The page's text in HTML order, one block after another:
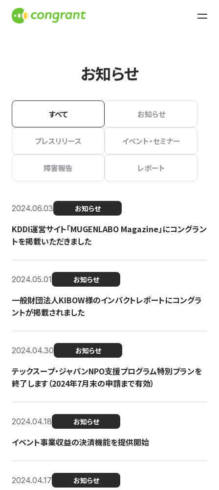
お知らせ
すべて お知らせ
プレスリリース イベント・セミナー
障害報告 レポート
2024.06.03 お知らせ
KDDI運営サイト「MUGENLABO Magazine」にコングラン
トを掲載いただきました
2024.05.01 お知らせ
一般財団法人KIBOW様のインパクトレポートにコングラ
ントが掲載されました
2024.04.30 お知らせ
テックスープ・ジャパンNPO支援プログラム特別プランを
終了します（2024年7月末の申請まで有効）
2024.04.18 お知らせ
イベント事業収益の決済機能を提供開始
2024.04.17 お知らせ